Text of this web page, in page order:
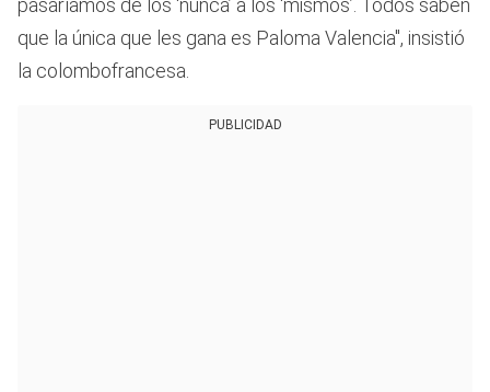
que la única que les gana es Paloma Valencia", insistió
la colombofrancesa.
PUBLICIDAD